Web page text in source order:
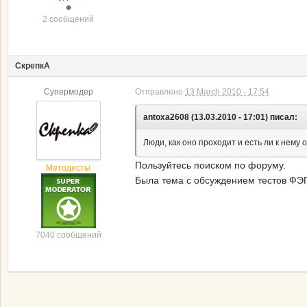
2 сообщений
СкрепкА
Супермодер
Методисты
7040 сообщений
Отправлено 13 March 2010 - 17:54
antoxa2608 (13.03.2010 - 17:01) писал:
Люди, как оно проходит и есть ли к нему
Пользуйтесь поиском по форуму.
Была тема с обсуждением тестов